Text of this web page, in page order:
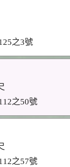
之3號
之50號
之57號